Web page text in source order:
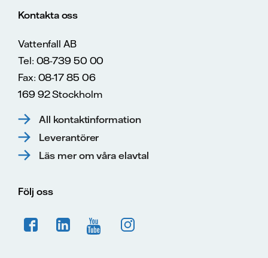
Kontakta oss
Vattenfall AB
Tel: 08-739 50 00
Fax: 08-17 85 06
169 92 Stockholm
All kontaktinformation
Leverantörer
Läs mer om våra elavtal
Följ oss